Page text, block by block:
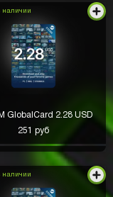
наличии
GlobalCard 2.28 USD
251 руб
наличии